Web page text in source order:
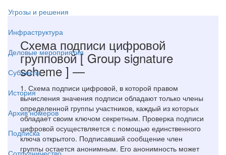
Угрозы и решения
Инфраструктура
Деловые мероприятия
Субъекты
История
Архив номеров
Подписка
Сотрудничество
Схема подписи цифровой
групповой[ Group signature
scheme ] —
1. Схема подписи цифровой, в которой правом
вычисления значения подписи обладают только члены
определенной группы участников, каждый из которых
обладает своим ключом секретным. Проверка подписи
цифровой осуществляется с помощью единственного
ключа открытого. Подписавший сообщение член
группы остается анонимным. Его анонимность может